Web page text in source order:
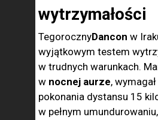
wytrzymałości
TegorocznyDancon w
wyjątkowym testem
w trudnych warunkach.
w nocnej aurze,
pokonania dystansu 15
w pełnym